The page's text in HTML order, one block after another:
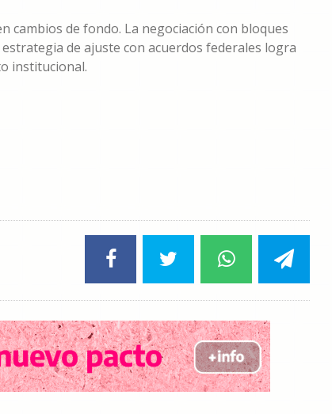
cambios de fondo. La negociación con bloques
de ajuste con acuerdos federales logra
institucional.